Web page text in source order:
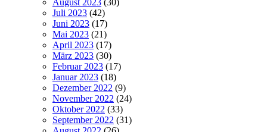
August 2023 (30)
Juli 2023 (42)
Juni 2023 (17)
Mai 2023 (21)
April 2023 (17)
März 2023 (30)
Februar 2023 (17)
Januar 2023 (18)
Dezember 2022 (9)
November 2022 (24)
Oktober 2022 (33)
September 2022 (31)